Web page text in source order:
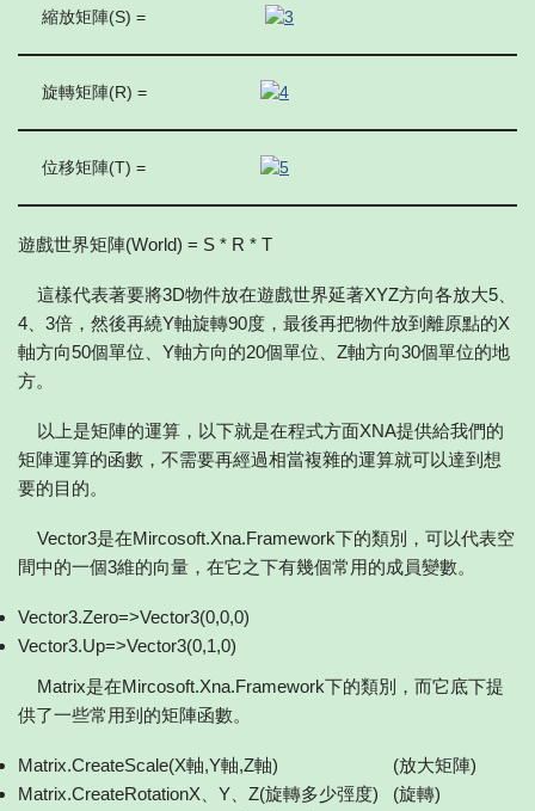
縮放矩陣(S) =
旋轉矩陣(R) =
位移矩陣(T) =
遊戲世界矩陣(World) = S * R * T
這樣代表著要將3D物件放在遊戲世界延著XYZ方向各放大5、
4、3倍，然後再繞Y軸旋轉90度，最後再把物件放到離原點的X
軸方向50個單位、Y軸方向的20個單位、Z軸方向30個單位的地
方。
以上是矩陣的運算，以下就是在程式方面XNA提供給我們的
矩陣運算的函數，不需要再經過相當複雜的運算就可以達到想
要的目的。
Vector3是在Mircosoft.Xna.Framework下的類別，可以代表空
間中的一個3維的向量，在它之下有幾個常用的成員變數。
Vector3.Zero=>Vector3(0,0,0)
Vector3.Up=>Vector3(0,1,0)
Matrix是在Mircosoft.Xna.Framework下的類別，而它底下提
供了一些常用到的矩陣函數。
Matrix.CreateScale(X軸,Y軸,Z軸) (放大矩陣)
Matrix.CreateRotationX、Y、Z(旋轉多少弳度) (旋轉)